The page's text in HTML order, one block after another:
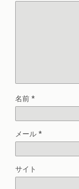
名前 *
メール *
サイト